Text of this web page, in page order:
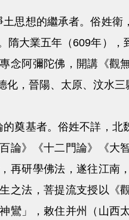
想的繼承者。俗姓衛
隋大業五年（609年）
念阿彌陀佛，開講《觀
，晉陽、太原、汶水三
基者。俗姓不詳，北
論》《十二門論》《大
再研學佛法，遂往江南
之法，菩提流支授以《
鸞」，敕住并州（山西